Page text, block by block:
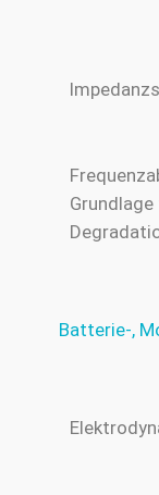
Batterie-,